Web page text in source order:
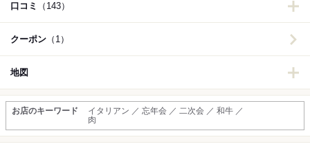
口コミ （143）
クーポン （1）
地図
お店のキーワード
イタリアン ／ 忘年会 ／ 二次会 ／ 和牛 ／
肉